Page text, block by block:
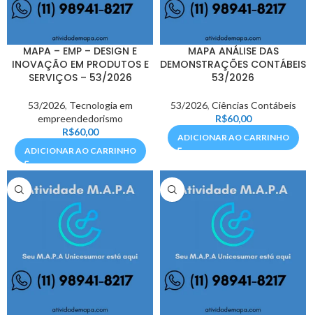
MAPA – EMP – DESIGN E
INOVAÇÃO EM PRODUTOS E
SERVIÇOS – 53/2026
53/2026, Tecnologia em
empreendedorismo
R$60,00
ADICIONAR AO CARRINHO
MAPA ANÁLISE DAS
DEMONSTRAÇÕES CONTÁBEIS
53/2026
53/2026, Ciências Contábeis
R$60,00
ADICIONAR AO CARRINHO